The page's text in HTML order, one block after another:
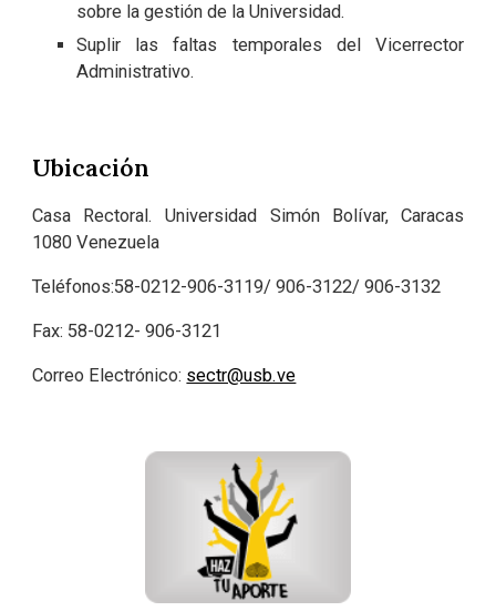
sobre la gestión de la Universidad.
Suplir las faltas temporales del Vicerrector
Administrativo.
Ubicación
Casa Rectoral. Universidad Simón Bolívar, Caracas
1080 Venezuela
Teléfonos:58-0212-906-3119/ 906-3122/ 906-3132
Fax: 58-0212- 906-3121
Correo Electrónico: sectr@usb.ve